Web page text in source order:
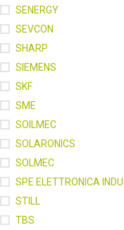
SENERGY
SEVCON
SHARP
SIEMENS
SKF
SME
SOILMEC
SOLARONICS
SOLMEC
SPE ELETTRONICA
STILL
TBS